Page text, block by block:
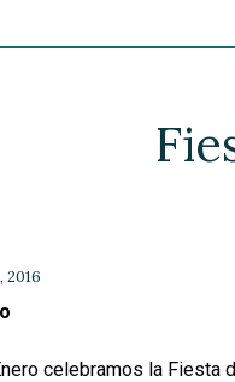
celebramos la Fiesta